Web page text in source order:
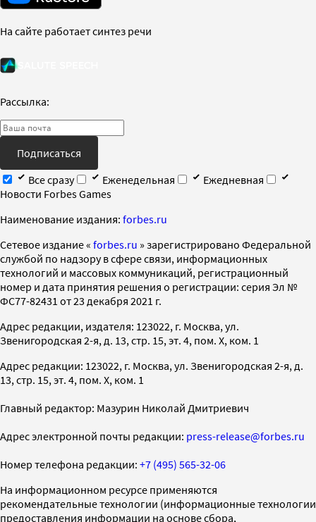
На сайте работает синтез речи
Рассылка:
Подписаться
Все сразу
Еженедельная
Ежедневная
Новости Forbes Games
Наименование издания: forbes.ru
Cетевое издание « forbes.ru » зарегистрировано Федеральной
службой по надзору в сфере связи, информационных
технологий и массовых коммуникаций, регистрационный
номер и дата принятия решения о регистрации: серия Эл №
ФС77-82431 от 23 декабря 2021 г.
Адрес редакции, издателя: 123022, г. Москва, ул.
Звенигородская 2-я, д. 13, стр. 15, эт. 4, пом. X, ком. 1
Адрес редакции: 123022, г. Москва, ул. Звенигородская 2-я, д.
13, стр. 15, эт. 4, пом. X, ком. 1
Главный редактор: Мазурин Николай Дмитриевич
Адрес электронной почты редакции: press-release@forbes.ru
Номер телефона редакции: +7 (495) 565-32-06
На информационном ресурсе применяются
рекомендательные технологии (информационные технологии
предоставления информации на основе сбора,